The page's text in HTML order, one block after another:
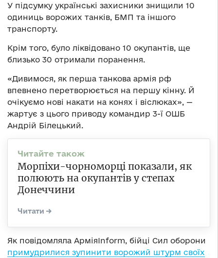
У підсумку українські захисники знищили 10
одиниць ворожих танків, БМП та іншого
транспорту.
Крім того, було ліквідовано 10 окупантів, ще
близько 30 отримали поранення.
«Дивимося, як перша танкова армія рф
впевнено перетворюється на першу кінну. Й
очікуємо нові накати на конях і віслюках», —
жартує з цього приводу командир 3-ї ОШБ
Андрій Білецький.
Морпіхи-чорноморці показали, як
полюють на окупантів у степах
Донеччини
Як повідомляла АрміяInform, бійці Сил оборони
примудрилися зупинити ворожий штурм своїх